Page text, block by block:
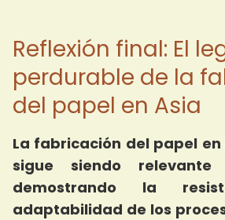
Reflexión final: El
perdurable de la
del papel en Asia
La fabricación del papel
sigue siendo
demostrando la
adaptabilidad de los